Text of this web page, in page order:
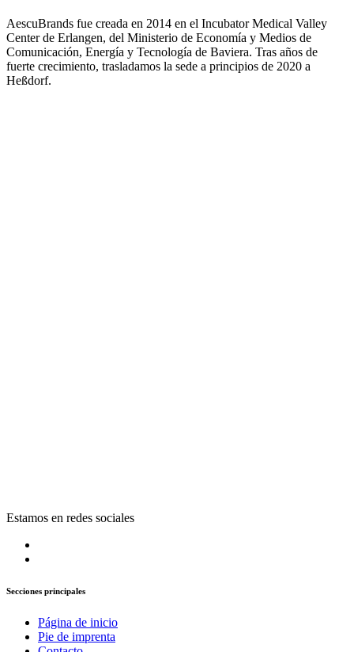
AescuBrands fue creada en 2014 en el Incubator Medical Valley
Center de Erlangen, del Ministerio de Economía y Medios de
Comunicación, Energía y Tecnología de Baviera. Tras años de
fuerte crecimiento, trasladamos la sede a principios de 2020 a
Heßdorf.
Estamos en redes sociales
Secciones principales
Página de inicio
Pie de imprenta